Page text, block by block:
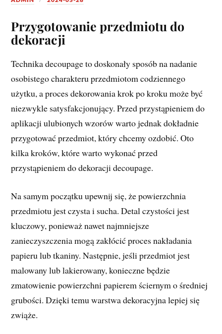
Przygotowanie przedmiotu do
dekoracji
Technika decoupage to doskonały sposób na nadanie
osobistego charakteru przedmiotom codziennego
użytku, a proces dekorowania krok po kroku może być
niezwykle satysfakcjonujący. Przed przystąpieniem do
aplikacji ulubionych wzorów warto jednak dokładnie
przygotować przedmiot, który chcemy ozdobić. Oto
kilka kroków, które warto wykonać przed
przystąpieniem do dekoracji decoupage.
Na samym początku upewnij się, że powierzchnia
przedmiotu jest czysta i sucha. Detal czystości jest
kluczowy, ponieważ nawet najmniejsze
zanieczyszczenia mogą zakłócić proces nakładania
papieru lub tkaniny. Następnie, jeśli przedmiot jest
malowany lub lakierowany, konieczne będzie
zmatowienie powierzchni papierem ściernym o średniej
grubości. Dzięki temu warstwa dekoracyjna lepiej się
zwiąże.